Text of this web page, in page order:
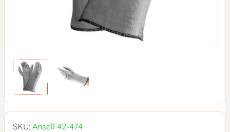
SKU: Ansell 42-474